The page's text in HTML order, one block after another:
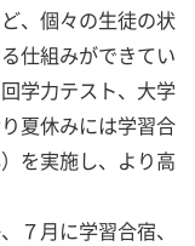
、個々の生徒の状
仕組みができてい
学力テスト、大学
夏休みには学習合
を実施し、より高
７月に学習合宿、